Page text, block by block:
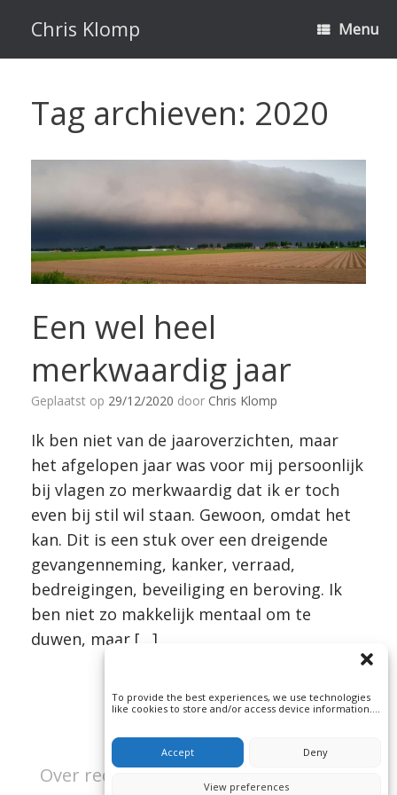
To provide the best experiences, we use technologies
like cookies to store and/or access device information.
on this site. Not consenting or withdrawing consent, may
adversely affect certain features and functions.
Accept Deny
View preferences
inhoud
Chris Klomp Menu
Tag archieven: 2020
Een wel heel
merkwaardig jaar
Geplaatst op 29/12/2020 door Chris Klomp
Ik ben niet van de jaaroverzichten, maar
het afgelopen jaar was voor mij persoonlijk
bij vlagen zo merkwaardig dat ik er toch
even bij stil wil staan. Gewoon, omdat het
kan. Dit is een stuk over een dreigende
gevangenneming, kanker, verraad,
bedreigingen, beveiliging en beroving. Ik
ben niet zo makkelijk mentaal om te
duwen, maar […]
Over rechtspraak en misdaad | Beeld: